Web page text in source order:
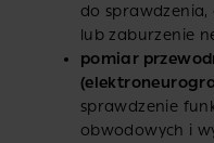
do sprawdzenia,
lub zaburzenie
pomiar
sprawdzenie
obwodowych i